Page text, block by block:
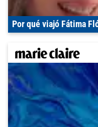
Por qué viajó Fátima